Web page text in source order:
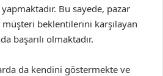
Bu sayede, pazar
beklentilerini karşılayan
başarılı olmaktadır.
da kendini göstermekte ve